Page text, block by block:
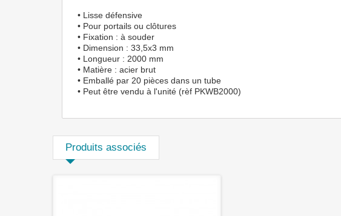
• Lisse défensive
• Pour portails ou clôtures
• Fixation : à souder
• Dimension : 33,5x3 mm
• Longueur : 2000 mm
• Matière : acier brut
• Emballé par 20 pièces dans un tube
• Peut être vendu à l'unité (rèf PKWB2000)
Produits associés